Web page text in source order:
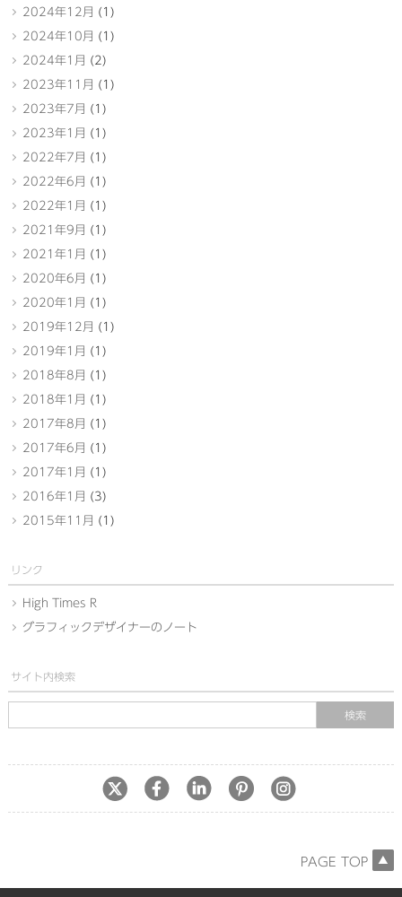
2024年12月 (1)
2024年10月 (1)
2024年1月 (2)
2023年11月 (1)
2023年7月 (1)
2023年1月 (1)
2022年7月 (1)
2022年6月 (1)
2022年1月 (1)
2021年9月 (1)
2021年1月 (1)
2020年6月 (1)
2020年1月 (1)
2019年12月 (1)
2019年1月 (1)
2018年8月 (1)
2018年1月 (1)
2017年8月 (1)
2017年6月 (1)
2017年1月 (1)
2016年1月 (3)
2015年11月 (1)
リンク
High Times R
グラフィックデザイナーのノート
サイト内検索
PAGE TOP